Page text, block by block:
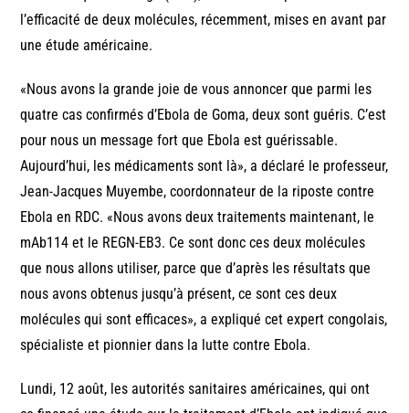
l’efficacité de deux molécules, récemment, mises en avant par
une étude américaine.
«Nous avons la grande joie de vous annoncer que parmi les
quatre cas confirmés d’Ebola de Goma, deux sont guéris. C’est
pour nous un message fort que Ebola est guérissable.
Aujourd’hui, les médicaments sont là», a déclaré le professeur,
Jean-Jacques Muyembe, coordonnateur de la riposte contre
Ebola en RDC. «Nous avons deux traitements maintenant, le
mAb114 et le REGN-EB3. Ce sont donc ces deux molécules
que nous allons utiliser, parce que d’après les résultats que
nous avons obtenus jusqu’à présent, ce sont ces deux
molécules qui sont efficaces», a expliqué cet expert congolais,
spécialiste et pionnier dans la lutte contre Ebola.
Lundi, 12 août, les autorités sanitaires américaines, qui ont